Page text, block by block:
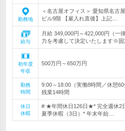
勤務地
＜名古屋オフィス＞ 愛知県名古
ビル9階 【雇入れ直後】上記…
給与
月給 349,000円～422,000円（
力を考慮して決定いたします※固
初年度
年収
500万円～650万円
勤務
時間
9:00～18:00（実働8時間／休憩
残業14時間
休日
休暇
# ★年間休日126日★* 完全週休2
夏季休暇（3日）* 年末年始…